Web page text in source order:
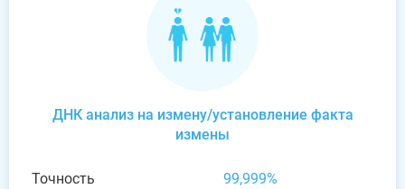
ДНК анализ на измену/установление факта
измены
Точность
99,999%